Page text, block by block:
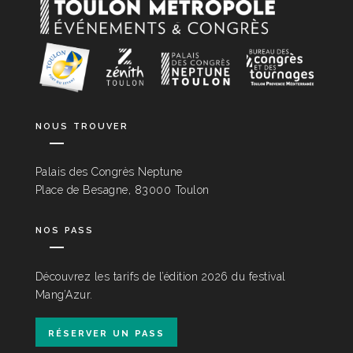
nous trouver
Palais des Congrès Neptune
Place de Besagne, 83000 Toulon
nos pass
Découvrez les tarifs de l’édition 2026 du festival
Mang’Azur.
réserver un pass